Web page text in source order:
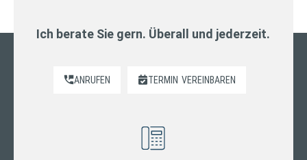
Ich berate Sie gern. Überall und jederzeit.
ANRUFEN TERMIN VEREINBAREN